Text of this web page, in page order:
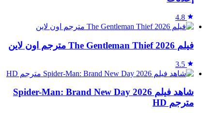
4.8
فيلم The Gentleman Thief 2026 مترجم اون لاين
3.5
شاهد فيلم Spider-Man: Brand New Day 2026
مترجم HD